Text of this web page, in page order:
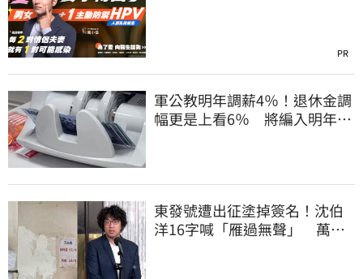
PR
軍公教明年調薪4％！退休金調
幅更是上看6％ 將編入明年度
東發號遭出征塗掉簽名！沈伯
洋16字喊「雁過無聲」 萬人